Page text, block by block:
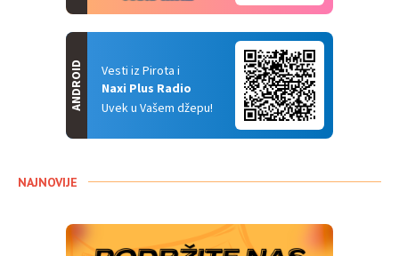
Vesti iz Pirota i
Naxi Plus Radio
Uvek u Vašem džepu!
ANDROID
NAJNOVIJE